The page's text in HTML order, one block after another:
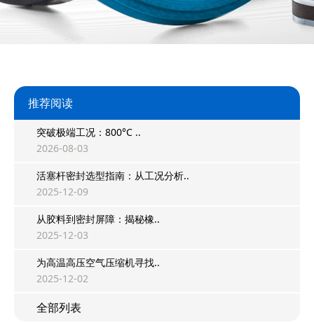
推荐阅读
突破极端工况：800°C ..
2026-08-03
活塞杆密封选型指南：从工况分析..
2025-12-09
从胶料到密封屏障：揭秘橡..
2025-12-03
为高温高压空气压缩机寻找..
2025-12-02
全部列表